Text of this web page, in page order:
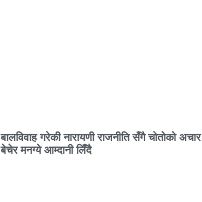
बालविवाह गरेकी नारायणी राजनीति सँगै चोतोको अचार
बेचेर मनग्ये आम्दानी लिँदै